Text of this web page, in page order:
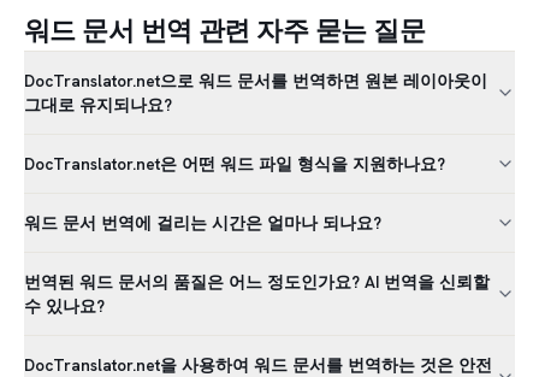
워드 문서 번역 관련 자주 묻는 질문
DocTranslator.net으로 워드 문서를 번역하면 원본 레이아웃이
그대로 유지되나요?
DocTranslator.net은 어떤 워드 파일 형식을 지원하나요?
워드 문서 번역에 걸리는 시간은 얼마나 되나요?
번역된 워드 문서의 품질은 어느 정도인가요? AI 번역을 신뢰할
수 있나요?
DocTranslator.net을 사용하여 워드 문서를 번역하는 것은 안전